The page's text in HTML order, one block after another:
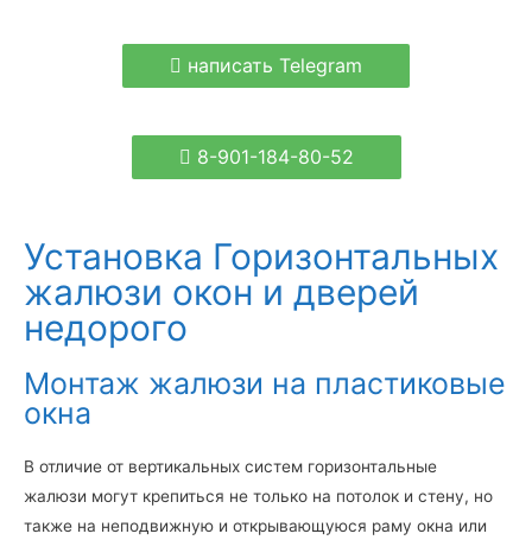
написать Telegram
8-901-184-80-52
Установка Горизонтальных
жалюзи окон и дверей
недорого
Монтаж жалюзи на пластиковые
окна
В отличие от вертикальных систем горизонтальные
жалюзи могут крепиться не только на потолок и стену, но
также на неподвижную и открывающуюся раму окна или